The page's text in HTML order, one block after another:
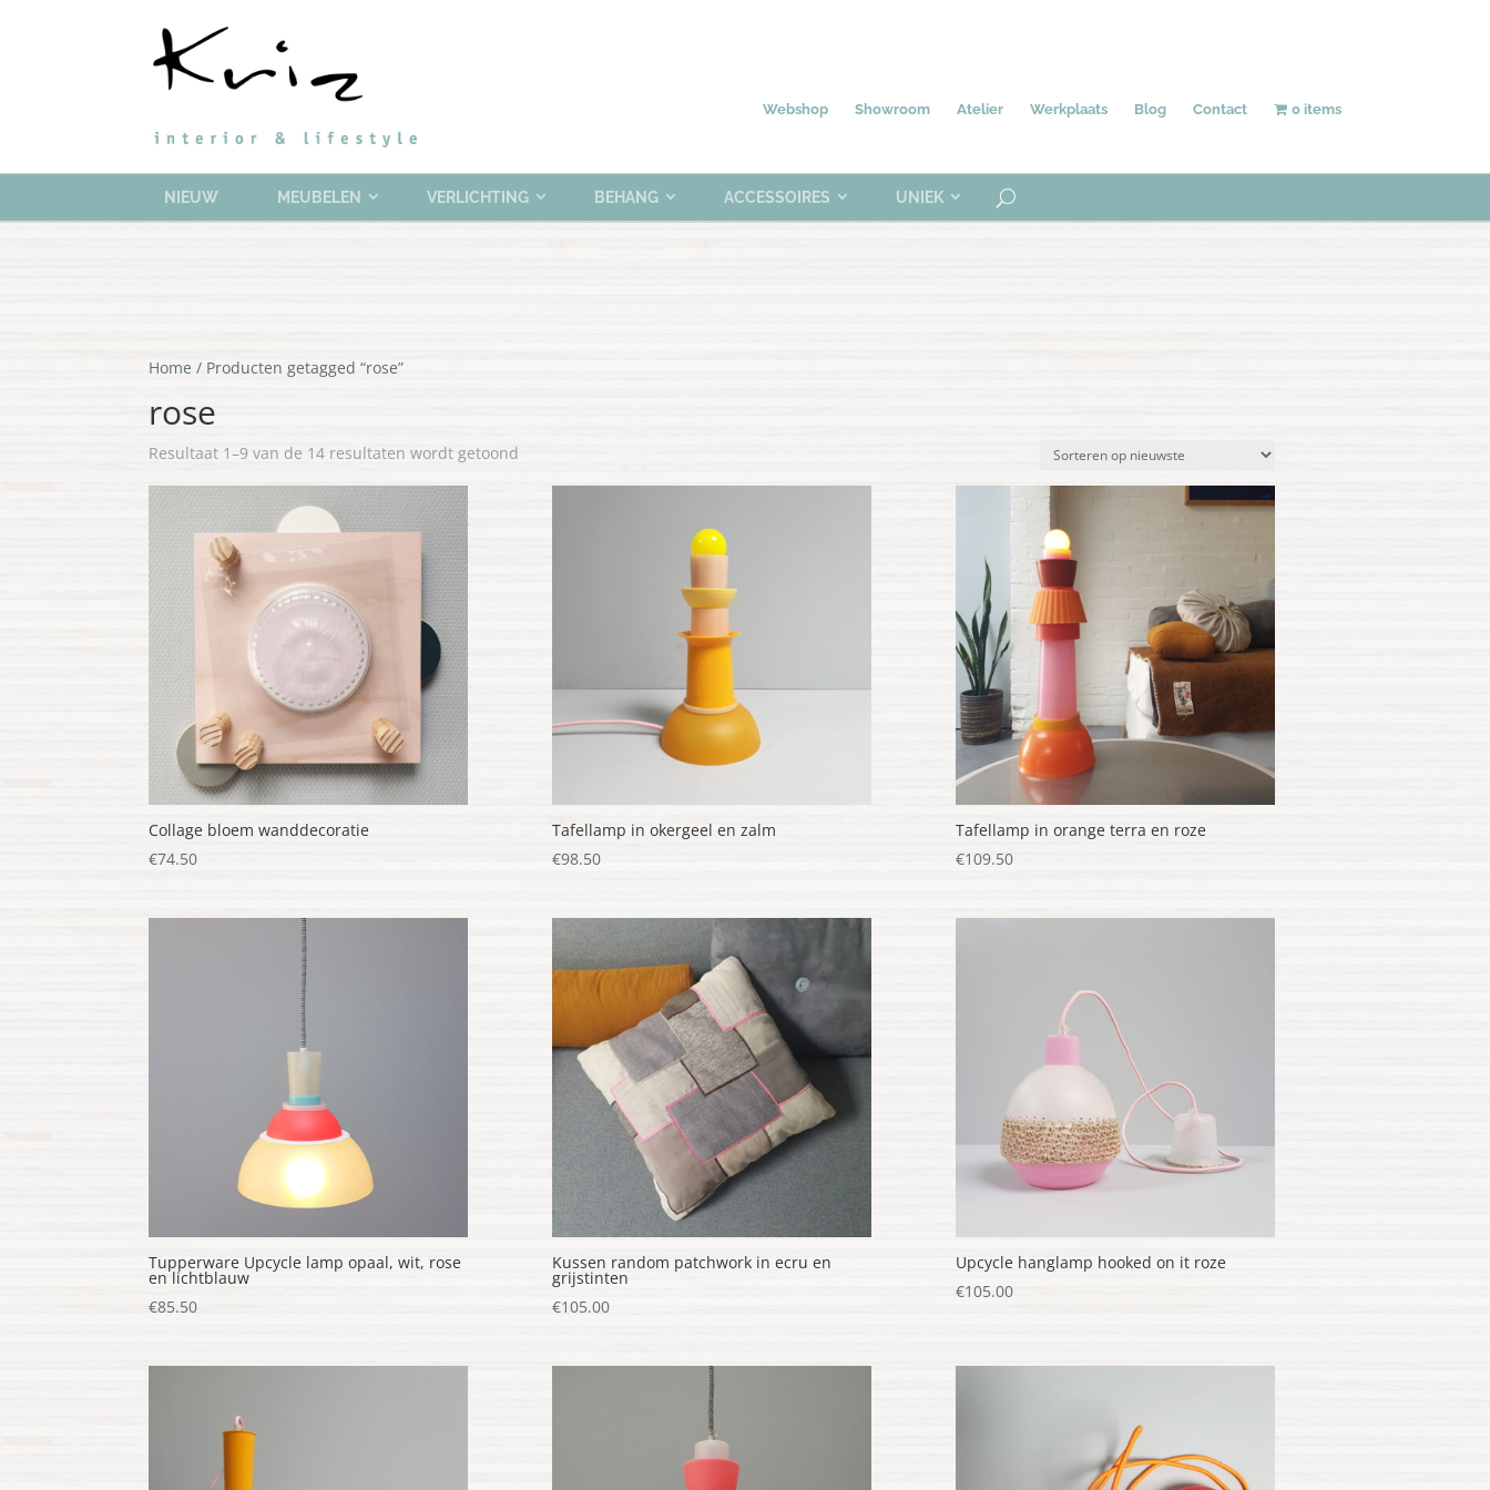
Webshop Showroom Atelier Werkplaats Blog Contact 0 items
NIEUW MEUBELEN VERLICHTING BEHANG ACCESSOIRES UNIEK
Home / Producten getagged “rose”
rose
Resultaat 1–9 van de 14 resultaten wordt getoond
Collage bloem wanddecoratie
€74.50
Tafellamp in okergeel en zalm
€98.50
Tafellamp in orange terra en roze
€109.50
Tupperware Upcycle lamp opaal, wit, rose
en lichtblauw
€85.50
Kussen random patchwork in ecru en
grijstinten
€105.00
Upcycle hanglamp hooked on it roze
€105.00